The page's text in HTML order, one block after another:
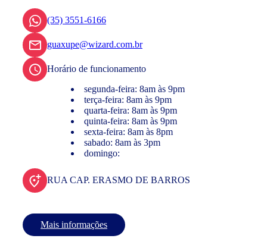
(35) 3551-6166
guaxupe@wizard.com.br
Horário de funcionamento
segunda-feira: 8am às 9pm
terça-feira: 8am às 9pm
quarta-feira: 8am às 9pm
quinta-feira: 8am às 9pm
sexta-feira: 8am às 8pm
sabado: 8am às 3pm
domingo:
RUA CAP. ERASMO DE BARROS
Mais informações